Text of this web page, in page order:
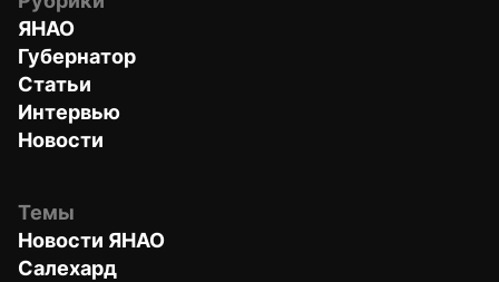
ЯНАО
Губернатор
Статьи
Интервью
Новости
Темы
Новости ЯНАО
Салехард